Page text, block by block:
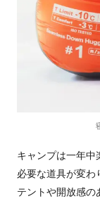
キャンプは一年中
必要な道具が変わ
テントや開放感の